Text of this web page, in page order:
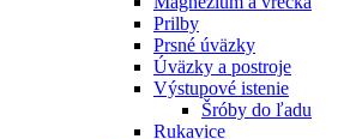
Prilby
Prsné úväzky
Úväzky a postroje
Výstupové istenie
Šróby do ľadu
Rukavice